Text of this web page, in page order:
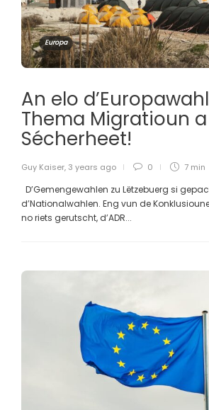
Europa
An elo
Thema Migratioun a
Sécherheet!
Guy Kaiser, 3 years ago 0 7 min
D’Gemengewahlen zu Lëtzebuerg si
d’Nationalwahlen. Eng vun de
no riets gerutscht, d’ADR...